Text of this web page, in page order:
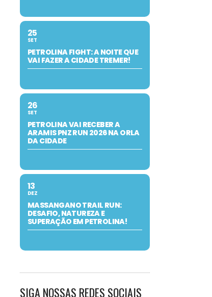
25
SET
PETROLINA FIGHT: A NOITE QUE
VAI FAZER A CIDADE TREMER!
26
SET
PETROLINA VAI RECEBER A
ARAMIS PNZ RUN 2026 NA ORLA
DA CIDADE
13
DEZ
MASSANGANO TRAIL RUN:
DESAFIO, NATUREZA E
SUPERAÇÃO EM PETROLINA!
SIGA NOSSAS REDES SOCIAIS